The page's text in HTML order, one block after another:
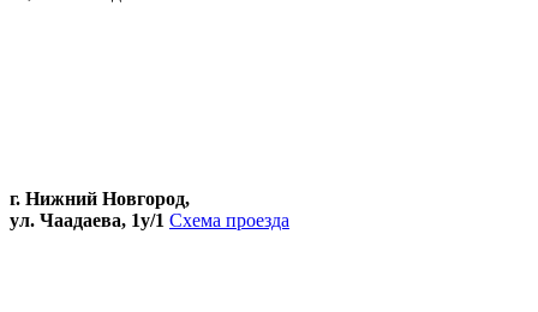
г. Нижний Новгород,
ул. Чаадаева, 1у/1 Схема проезда